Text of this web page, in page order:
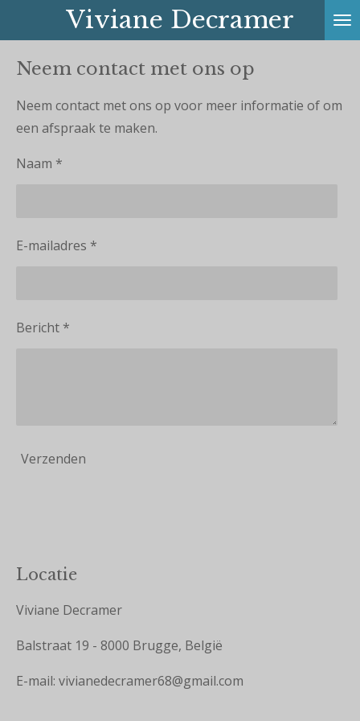
direct
naar
hoofdinhoud
Viviane Decramer
Neem contact met ons op
Neem contact met ons op voor meer informatie of om
een afspraak te maken.
Naam *
E-mailadres *
Bericht *
Verzenden
Locatie
Viviane Decramer
Balstraat 19 - 8000 Brugge, België
E-mail: vivianedecramer68@gmail.com